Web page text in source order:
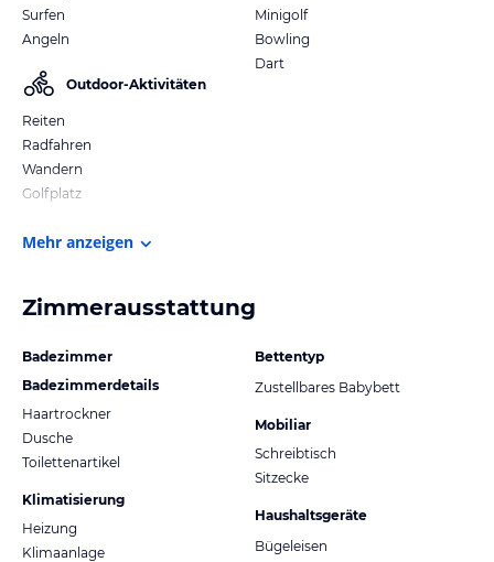
Surfen
Angeln
Outdoor-Aktivitäten
Reiten
Radfahren
Wandern
Golfplatz
Minigolf
Bowling
Dart
Mehr anzeigen
Zimmerausstattung
Badezimmer
Badezimmerdetails
Haartrockner
Dusche
Toilettenartikel
Klimatisierung
Heizung
Klimaanlage
Bettentyp
Zustellbares Babybett
Mobiliar
Schreibtisch
Sitzecke
Haushaltsgeräte
Bügeleisen